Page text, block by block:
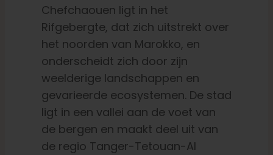
Chefchaouen ligt in het
Rifgebergte, dat zich uitstrekt over
het noorden van Marokko, en
onderscheidt zich door zijn
weelderige landschappen en
gevarieerde ecosystemen. De stad
ligt in een vallei aan de voet van
de bergen en maakt deel uit van
de regio Tanger-Tetouan-Al